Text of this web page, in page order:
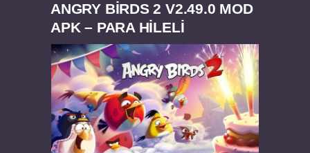
Felix the Reaper v1.25 FULL APK
ANGRY BIRDS 2 V2.49.0 MOD
APK – PARA HİLELİ